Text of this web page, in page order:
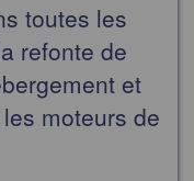
toutes les
refonte de
et
moteurs de